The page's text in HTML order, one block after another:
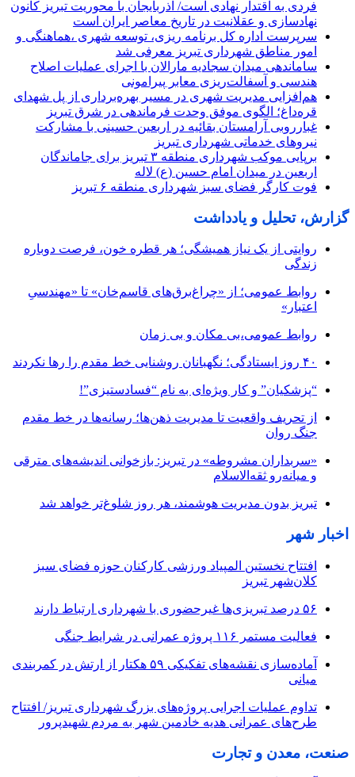
فردی به اقتدار نهادی است/ آذربایجان با محوریت تبریز کانون
نهادسازی و عقلانیت در تاریخ معاصر ایران است
سرپرست اداره کل برنامه ریزی، توسعه شهری ،هماهنگی و
امور مناطق شهرداری تبریز معرفی شد
ساماندهی میدان سجادیه مارالان با اجرای عملیات اصلاح
هندسی و آسفالت‌ریزی معابر پیرامونی
هم‌افزایی مدیریت شهری در مسیر بهره‌برداری از پل شهدای
قره‌داغ؛ الگوی موفق وحدت فرماندهی در شرق تبریز
غبارروبی آرامستان بقائیه در اربعین حسینی با مشارکت
نیروهای خدماتی شهرداری تبریز
برپایی موکب شهرداری منطقه ۳ تبریز برای جاماندگان
اربعین در میدان امام حسین (ع) لاله
فوت کارگر فضای سبز شهرداری منطقه ۶ تبریز
گزارش، تحلیل و یادداشت
روایتی از یک نیاز همیشگی؛ هر قطره خون، فرصت دوباره
زندگی
روابط عمومی؛ از «چراغ‌برق‌های قاسم‌خان» تا «مهندسیِ
اعتبار»
روابط عمومی،بی مکان و بی زمان
۴۰ روز ایستادگی؛ نگهبانان روشنایی خط مقدم را رها نکردند
“پزشکیان” و کار ویژه‌ای به نام “فسادستیزی”!
از تحریف واقعیت تا مدیریت ذهن‌ها؛ رسانه‌ها در خط مقدم
جنگ روان
«سربداران مشروطه» در تبریز: بازخوانی اندیشه‌های مترقی
و میانه‌رو ثقه‌الاسلام
تبریز بدون مدیریت هوشمند، هر روز شلوغ‌تر خواهد شد
اخبار شهر
افتتاح نخستین المپیاد ورزشی کارکنان حوزه فضای سبز
کلان‌شهر تبریز
۵۶ درصد تبریزی‌ها غیرحضوری با شهرداری ارتباط دارند
فعالیت مستمر ۱۱۶ پروژه عمرانی در شرایط جنگی
آماده‌سازی نقشه‌های تفکیکی ۵۹ هکتار از ارتش در کمربندی
میانی
تداوم عملیات اجرایی پروژه‌های بزرگ شهرداری تبریز/ افتتاح
طرح‌های عمرانی هدیه خادمین شهر به مردم شهیدپرور
صنعت، معدن و تجارت